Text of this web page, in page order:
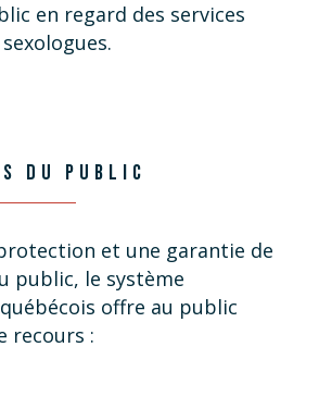
en regard des services
DU PUBLIC
et une garantie de
public, le système
offre au public
recours :